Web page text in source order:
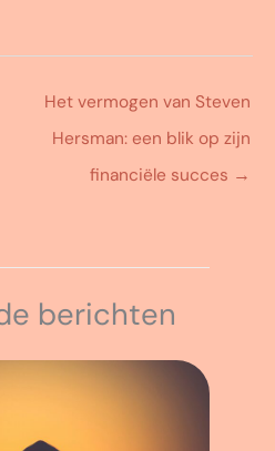
Het vermogen van Steven
Hersman: een blik op zijn
financiële succes →
berichten